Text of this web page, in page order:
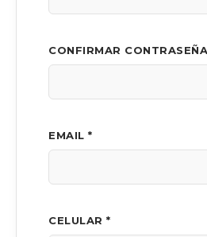
CONFIRMAR
EMAIL *
CELULAR *